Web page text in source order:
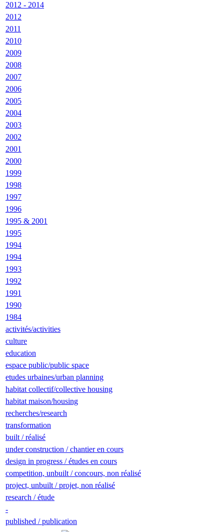
2012 - 2014
2012
2011
2010
2009
2008
2007
2006
2005
2004
2003
2002
2001
2000
1999
1998
1997
1996
1995 & 2001
1995
1994
1994
1993
1992
1991
1990
1984
activités/activities
culture
education
espace public/public space
etudes urbaines/urban planning
habitat collectif/collective housing
habitat maison/housing
recherches/research
transformation
built / réalisé
under construction / chantier en cours
design in progress / études en cours
competition, unbuilt / concours, non réalisé
project, unbuilt / projet, non réalisé
research / étude
-
published / publication